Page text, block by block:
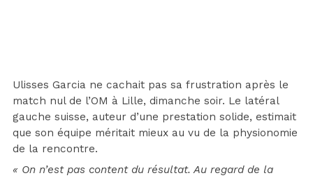
Ulisses Garcia ne cachait pas sa frustration après le
match nul de l’OM à Lille, dimanche soir. Le latéral
gauche suisse, auteur d’une prestation solide, estimait
que son équipe méritait mieux au vu de la physionomie
de la rencontre.
« On n’est pas content du résultat. Au regard de la